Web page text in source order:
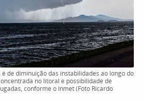
de diminuição das instabilidades ao longo do
no litoral e possibilidade de
conforme o Inmet (Foto Ricardo